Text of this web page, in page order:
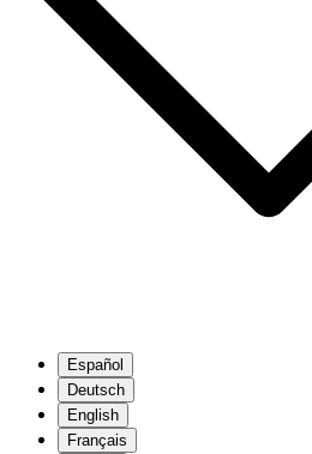
Español
Deutsch
English
Français